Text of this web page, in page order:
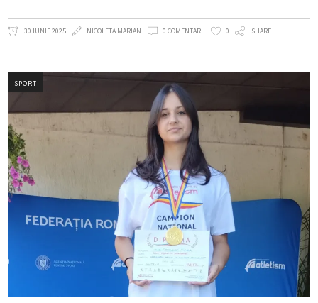
30 IUNIE 2025 NICOLETA MARIAN 0 COMENTARII 0 SHARE
SPORT